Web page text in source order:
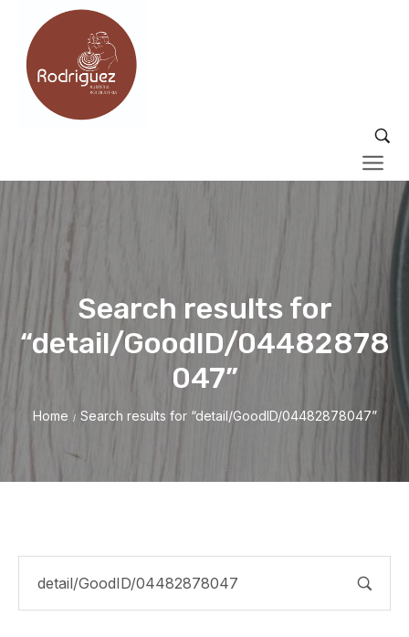
Search results for
“detail/GoodID/04482878
047”
Home / Search results for “detail/GoodID/04482878047”